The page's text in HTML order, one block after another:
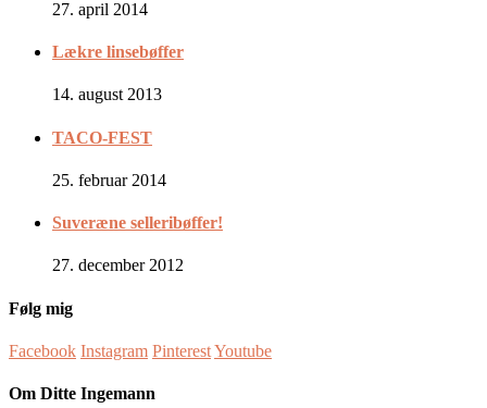
27. april 2014
Lækre linsebøffer
14. august 2013
TACO-FEST
25. februar 2014
Suveræne selleribøffer!
27. december 2012
Følg mig
Facebook Instagram PinterestYoutube
Om Ditte Ingemann